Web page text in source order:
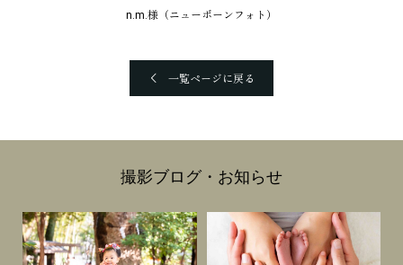
n.m.様（ニューボーンフォト）
一覧ページに戻る
撮影ブログ・お知らせ